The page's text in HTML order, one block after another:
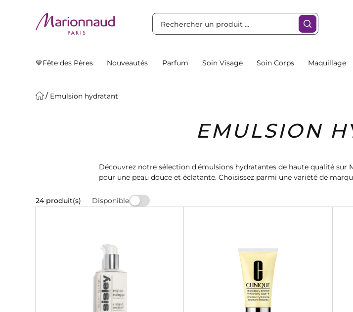
💙Fête des Pères Nouveautés Parfum Soin Visage Soin Corps Maquillage
Emulsion hydratant
EMULSION
Découvrez notre sélection d'émulsions hydratantes de haute qualité
pour une peau douce et éclatante. Choisissez parmi une variété de
24 produit(s) Disponible